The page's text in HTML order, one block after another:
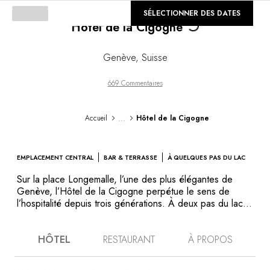
GALERIE
Hôtel de la Cigogne
Genève, Suisse
669 Commentaires
Accueil ... Hôtel de la Cigogne
EMPLACEMENT CENTRAL BAR & TERRASSE À QUELQUES PAS DU LAC
Sur la place Longemalle, l’une des plus élégantes de
Genève, l’Hôtel de la Cigogne perpétue le sens de
l’hospitalité depuis trois générations. À deux pas du lac
pleinement de ses principales attractions. Une cigogne
SÉLECTIONNER DES DATES
HÔTEL RESTAURANT À PROPOS